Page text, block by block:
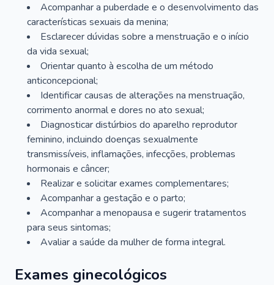
Acompanhar a puberdade e o desenvolvimento das
características sexuais da menina;
Esclarecer dúvidas sobre a menstruação e o início
da vida sexual;
Orientar quanto à escolha de um método
anticoncepcional;
Identificar causas de alterações na menstruação,
corrimento anormal e dores no ato sexual;
Diagnosticar distúrbios do aparelho reprodutor
feminino, incluindo doenças sexualmente
transmissíveis, inflamações, infecções, problemas
hormonais e câncer;
Realizar e solicitar exames complementares;
Acompanhar a gestação e o parto;
Acompanhar a menopausa e sugerir tratamentos
para seus sintomas;
Avaliar a saúde da mulher de forma integral.
Exames ginecológicos